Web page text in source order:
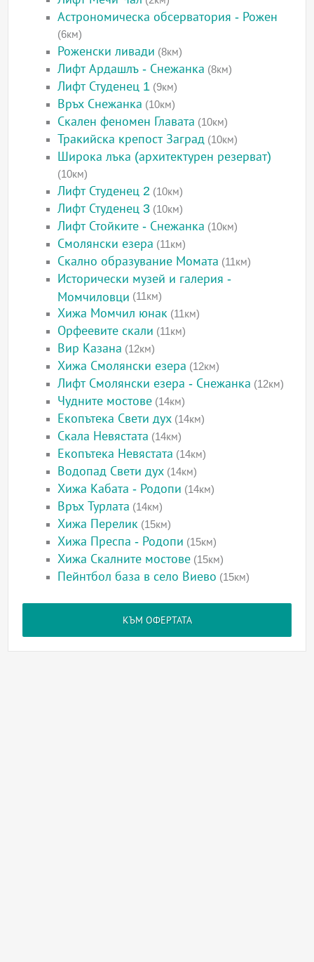
Астрономическа обсерватория - Рожен
(6км)
Роженски ливади (8км)
Лифт Ардашлъ - Снежанка (8км)
Лифт Студенец 1 (9км)
Връх Снежанка (10км)
Скален феномен Главата (10км)
Тракийска крепост Заград (10км)
Широка лъка (архитектурен резерват)
(10км)
Лифт Студенец 2 (10км)
Лифт Студенец 3 (10км)
Лифт Стойките - Снежанка (10км)
Смолянски езера (11км)
Скално образувание Момата (11км)
Исторически музей и галерия -
Момчиловци (11км)
Хижа Момчил юнак (11км)
Орфеевите скали (11км)
Вир Казана (12км)
Хижа Смолянски езера (12км)
Лифт Смолянски езера - Снежанка (12км)
Чудните мостове (14км)
Екопътека Свети дух (14км)
Скала Невястата (14км)
Екопътека Невястата (14км)
Водопад Свети дух (14км)
Хижа Кабата - Родопи (14км)
Връх Турлата (14км)
Хижа Перелик (15км)
Хижа Преспа - Родопи (15км)
Хижа Скалните мостове (15км)
Пейнтбол база в село Виево (15км)
КЪМ ОФЕРТАТА